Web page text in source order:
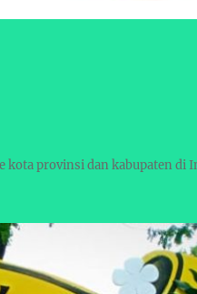
kota provinsi dan kabupaten di